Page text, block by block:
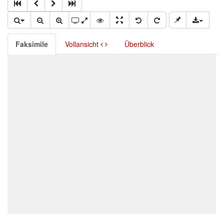
Faksimile Vollansicht Überblick